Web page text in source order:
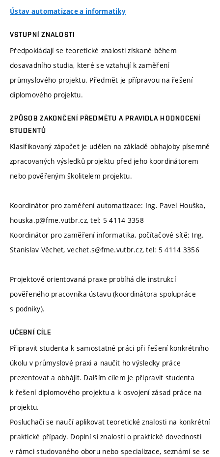
Ústav automatizace a informatiky
VSTUPNÍ ZNALOSTI
Předpokládají se teoretické znalosti získané během
dosavadního studia, které se vztahují k zaměření
průmyslového projektu. Předmět je přípravou na řešení
diplomového projektu.
ZPŮSOB ZAKONČENÍ PŘEDMĚTU A PRAVIDLA HODNOCENÍ
STUDENTŮ
Klasifikovaný zápočet je udělen na základě obhajoby písemně
zpracovaných výsledků projektu před jeho koordinátorem
nebo pověřeným školitelem projektu.
Koordinátor pro zaměření automatizace: Ing. Pavel Houška,
houska.p@fme.vutbr.cz, tel: 5 4114 3358
Koordinátor pro zaměření informatika, počítačové sítě: Ing.
Stanislav Věchet, vechet.s@fme.vutbr.cz, tel: 5 4114 3356
Projektově orientovaná praxe probíhá dle instrukcí
pověřeného pracovníka ústavu (koordinátora spolupráce
s podniky).
UČEBNÍ CÍLE
Připravit studenta k samostatné práci při řešení konkrétního
úkolu v průmyslové praxi a naučit ho výsledky práce
prezentovat a obhájit. Dalším cílem je připravit studenta
k řešení diplomového projektu a k osvojení zásad práce na
projektu.
Posluchači se naučí aplikovat teoretické znalosti na konkrétní
praktické případy. Doplní si znalosti o praktické dovednosti
v rámci studovaného oboru nebo specializace, seznámí se se